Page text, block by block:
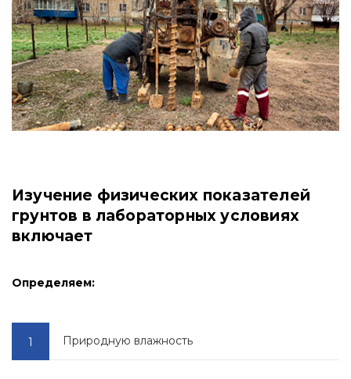
Изучение физических показателей
грунтов в лабораторных условиях
включает
Определяем:
Природную влажность